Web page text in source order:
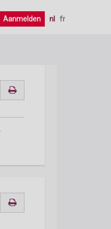
Aanmelden nl fr